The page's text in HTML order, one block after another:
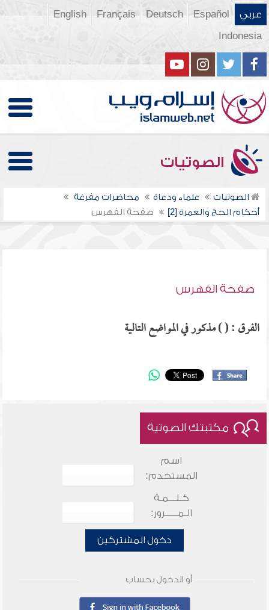
عربي Español
Deutsch
Français
English
Indonesia
الصوتيات
الصوتيات علماء ودعاة
محاضرات مفرغة
أحكام الحج والعمرة [2]
صفحة الفهرس
صفحة الفهرس
الفرق : ( ) مذكور في المواضع التالية
مكتبتك الصوتية
اسم
المستخدم:
كـلـــمـة
الـمـــــرور:
دخول المشتركين
أو الدخول بحساب